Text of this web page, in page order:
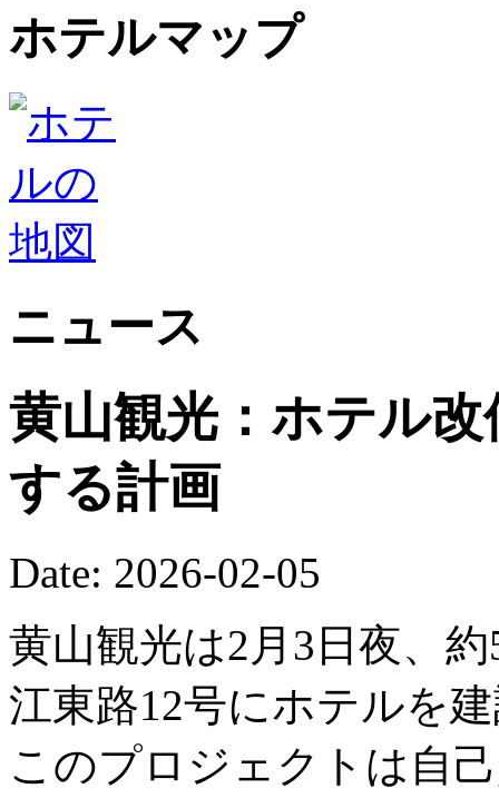
ホテルマップ
ニュース
黄山観光：ホテル
する計画
Date: 2026-02-05
黄山観光は2月3日夜、
江東路12号にホテルを
このプロジェクトは自